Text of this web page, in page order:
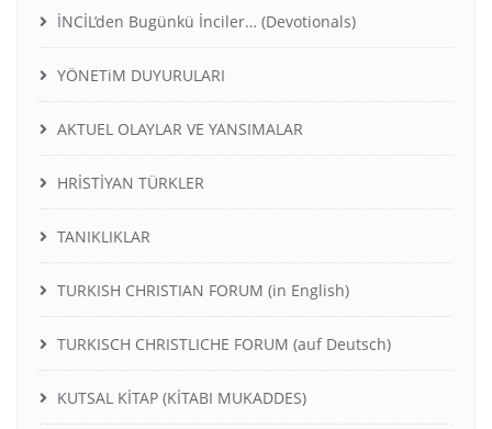
İNCİL’den Bugünkü İnciler… (Devotionals)
YÖNETiM DUYURULARI
AKTUEL OLAYLAR VE YANSIMALAR
HRİSTİYAN TÜRKLER
TANIKLIKLAR
TURKISH CHRISTIAN FORUM (in English)
TURKISCH CHRISTLICHE FORUM (auf Deutsch)
KUTSAL KİTAP (KİTABI MUKADDES)